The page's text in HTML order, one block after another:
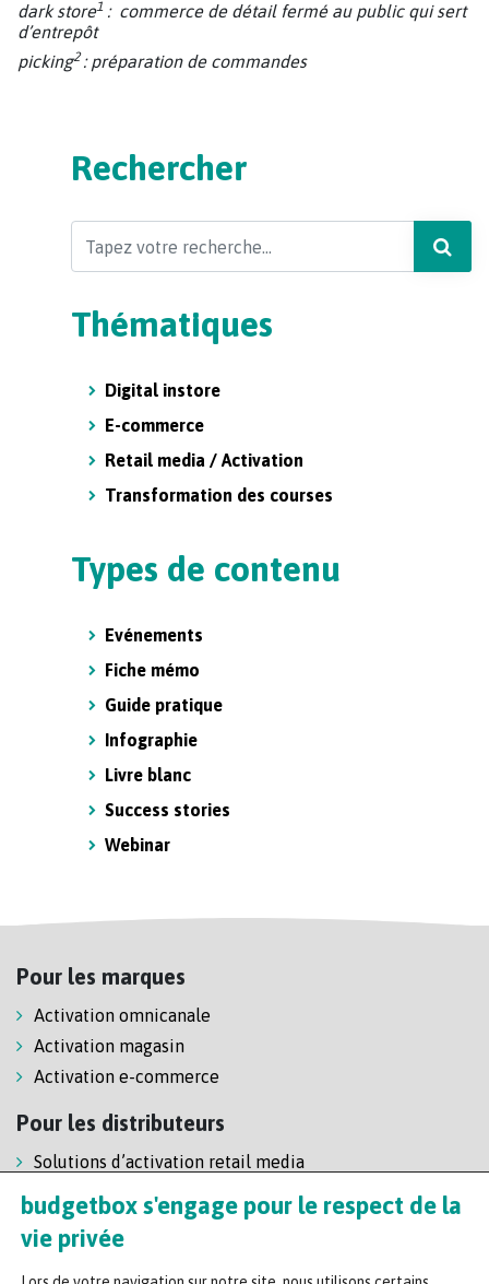
dark store1: commerce de détail fermé au public qui sert
d’entrepôt
picking2: préparation de commandes
Rechercher
Thématiques
Digital instore
E-commerce
Retail media / Activation
Transformation des courses
Types de contenu
Evénements
Fiche mémo
Guide pratique
Infographie
Livre blanc
Success stories
Webinar
Pour les marques
Activation omnicanale
Activation magasin
Activation e-commerce
Pour les distributeurs
Solutions d’activation retail media
Solution de self-scanning
Régie enseigne
budgetbox s'engage pour le respect de la
vie privée